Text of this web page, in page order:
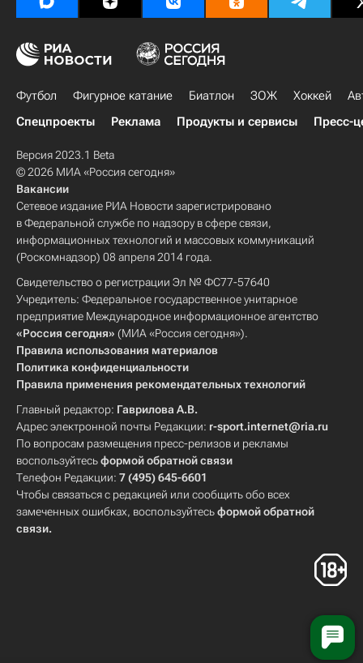
Футбол Фигурное катание Биатлон ЗОЖ Хоккей
Спецпроекты
Реклама Продукты и сервисы Пресс-
Версия 2023.1 Beta
© 2026 МИА «Россия сегодня»
Вакансии
Сетевое издание РИА Новости зарегистрировано
в Федеральной службе по надзору в сфере связи,
информационных технологий и массовых коммуникаций
(Роскомнадзор) 08 апреля 2014 года.
Свидетельство о регистрации Эл № ФС77-57640
Учредитель: Федеральное государственное унитарное
предприятие Международное информационное агентство
«Россия сегодня» (МИА «Россия сегодня»).
Правила использования материалов
Политика конфиденциальности
Правила применения рекомендательных технологий
Главный редактор: Гаврилова А.В.
Адрес электронной почты Редакции: r-sport.internet@ria.ru
По вопросам размещения пресс-релизов и рекламы
воспользуйтесьформой обратной связи
Телефон Редакции: 7 (495) 645-6601
Чтобы связаться с редакцией или сообщить обо всех
замеченных ошибках, воспользуйтесьформой обратной
связи.